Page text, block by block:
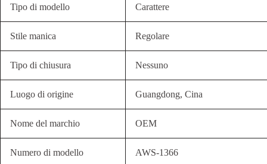
Tipo di modello Carattere
Stile manica Regolare
Tipo di chiusura Nessuno
Luogo di origine Guangdong, Cina
Nome del marchio OEM
Numero di modello AWS-1366